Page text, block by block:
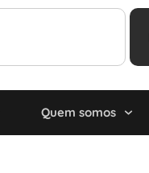
Quem somos